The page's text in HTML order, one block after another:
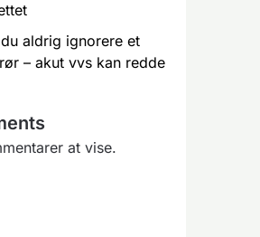
aldrig ignorere et
– akut vvs kan redde
at vise.